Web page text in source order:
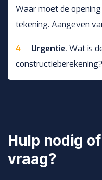
Waar moet de
tekening. Aangeven
Urgentie. Wat is
constructieberekening?
Hulp nodig
vraag?